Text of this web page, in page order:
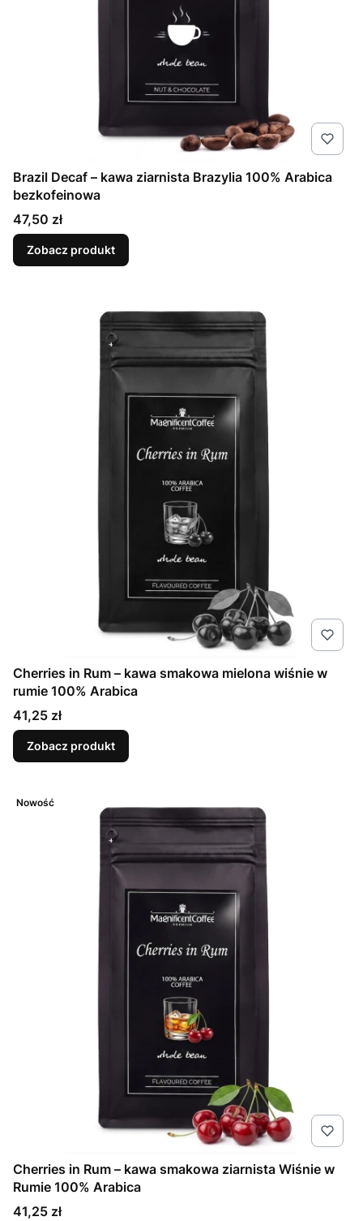
Brazil Decaf – kawa ziarnista Brazylia 100% Arabica
bezkofeinowa
Cena
47,50 zł
Zobacz produkt
Cherries in Rum – kawa smakowa mielona wiśnie w
rumie 100% Arabica
Cena
41,25 zł
Zobacz produkt
Nowość
Cherries in Rum – kawa smakowa ziarnista Wiśnie w
Rumie 100% Arabica
Cena
41,25 zł